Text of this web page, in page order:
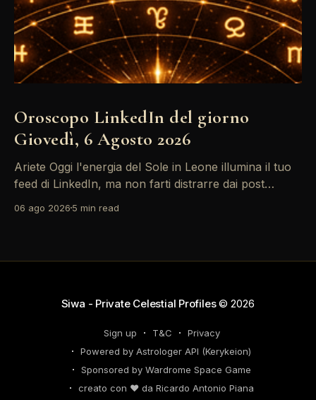
Oroscopo LinkedIn del giorno
Giovedì, 6 Agosto 2026
Ariete Oggi l'energia del Sole in Leone illumina il tuo
feed di LinkedIn, ma non farti distrarre dai post
tuoi desideri professionali! Giove ti spinge verso il
06 ago 2026 5 min read
Siwa - Private Celestial Profiles© 2026
Sign up T&C
Privacy
Powered by Astrologer API (Kerykeion)
Sponsored by Wardrome Space Game
creato con ❤️ da Ricardo Antonio Piana